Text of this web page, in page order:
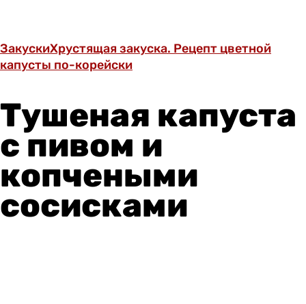
ЗакускиХрустящая закуска. Рецепт цветной
капусты по-корейски
Тушеная капуста
с пивом и
копчеными
сосисками